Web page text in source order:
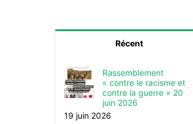
Récent
Rassemblement
« contre le racisme et
contre la guerre » 20
juin 2026
19 juin 2026